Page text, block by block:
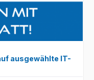
ausgewählte IT-